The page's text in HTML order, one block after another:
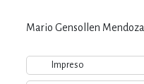
Mario Gensollen Mendoza
Impreso